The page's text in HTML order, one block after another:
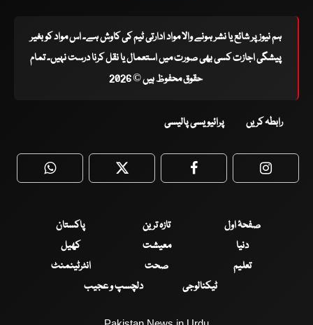
ہم نیوز پر شائع یا نشر ہونے والا مواد ادارتی ٹیم کی کاوش ہے۔ اس مواد کو بغیر
پیشگی اجازت کسی بھی صورت میں استعمال یا نقل کرنا درست نہیں۔ تمام
حقوق محفوظ ہیں © 2026
رابطہ کریں پرائیویسی پالیسی
WhatsApp Twitter Facebook
صفحۂ اول تازہ ترین
پاکستان
دنیا
معیشت
کھیل
تعلیم
صحت
انٹرٹینمنٹ
ٹیکنالوجی
دلچسپ و عجیب